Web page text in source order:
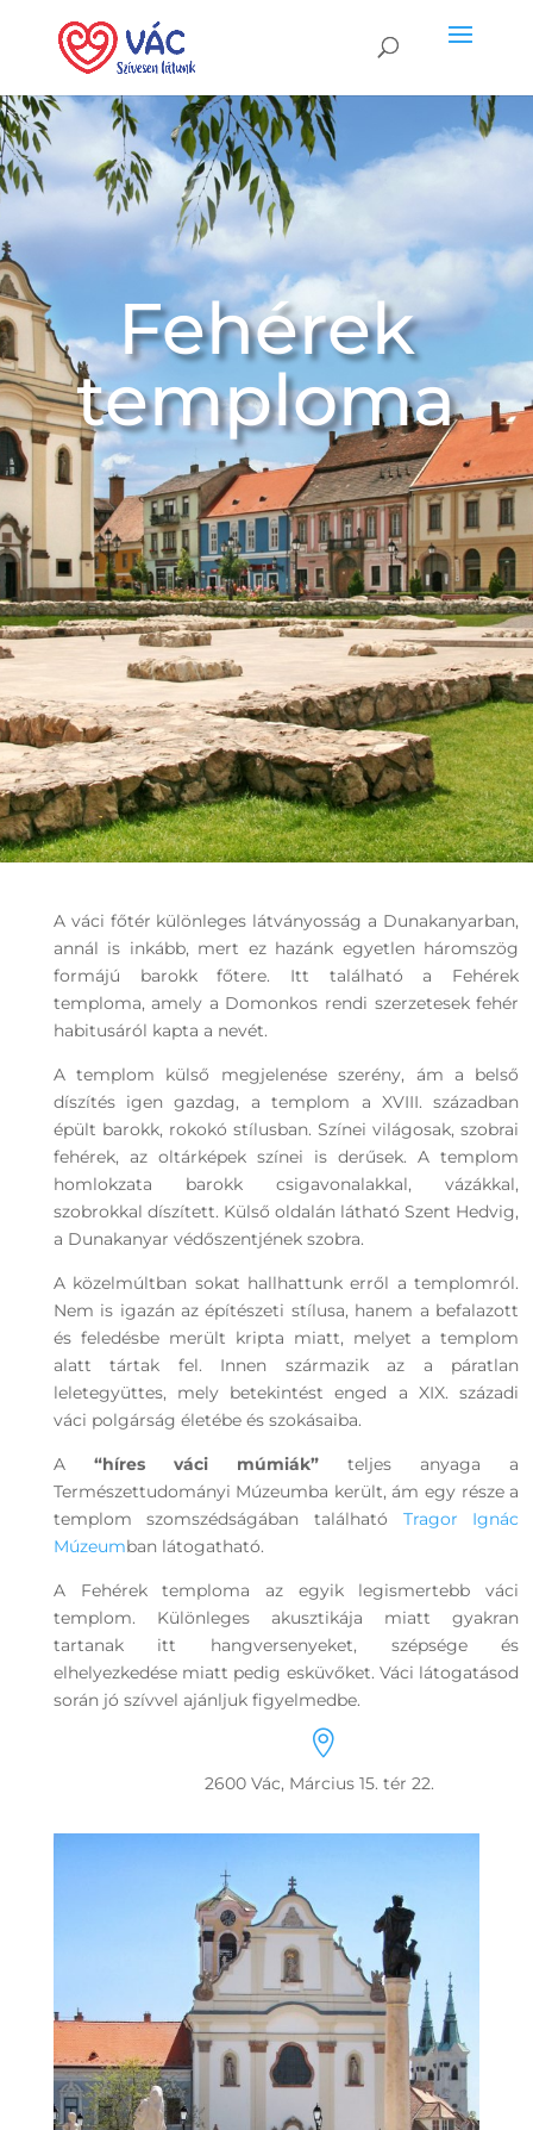
Fehérek
temploma
A váci főtér különleges látványosság a Dunakanyarban,
annál is inkább, mert ez hazánk egyetlen háromszög
formájú barokk főtere. Itt található a Fehérek
temploma, amely a Domonkos rendi szerzetesek fehér
habitusáról kapta a nevét.
A templom külső megjelenése szerény, ám a belső
díszítés igen gazdag, a templom a XVIII. században
épült barokk, rokokó stílusban. Színei világosak, szobrai
fehérek, az oltárképek színei is derűsek. A templom
homlokzata barokk csigavonalakkal, vázákkal,
szobrokkal díszített. Külső oldalán látható Szent Hedvig,
a Dunakanyar védőszentjének szobra.
A közelmúltban sokat hallhattunk erről a templomról.
Nem is igazán az építészeti stílusa, hanem a befalazott
és feledésbe merült kripta miatt, melyet a templom
alatt tártak fel. Innen származik az a páratlan
leletegyüttes, mely betekintést enged a XIX. századi
váci polgárság életébe és szokásaiba.
A “híres váci múmiák” teljes anyaga a
Természettudományi Múzeumba került, ám egy része a
templom szomszédságában található Tragor Ignác
Múzeumban látogatható.
A Fehérek temploma az egyik legismertebb váci
templom. Különleges akusztikája miatt gyakran
tartanak itt hangversenyeket, szépsége és
elhelyezkedése miatt pedig esküvőket. Váci látogatásod
során jó szívvel ajánljuk figyelmedbe.

2600 Vác, Március 15. tér 22.